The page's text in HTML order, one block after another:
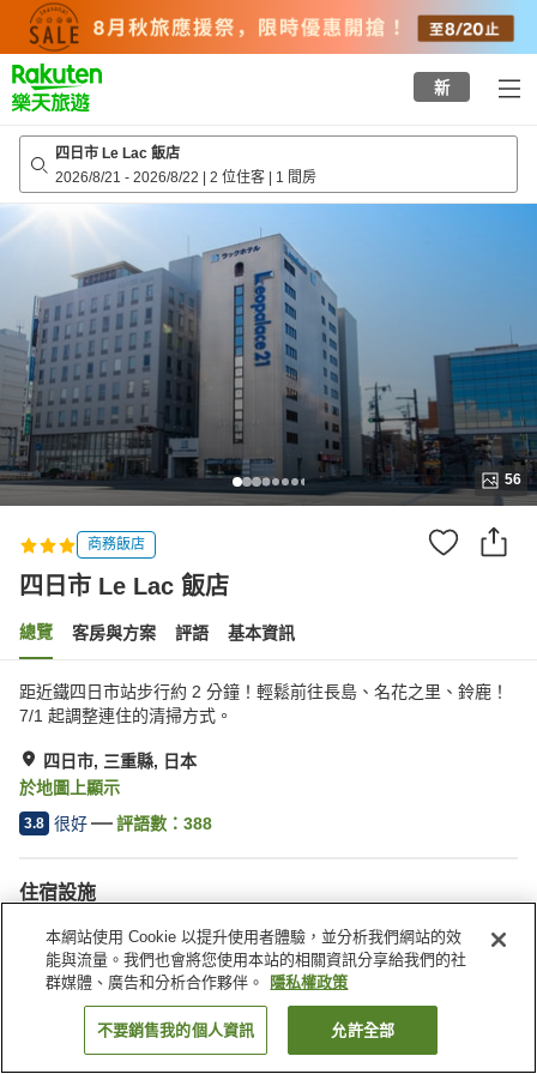
top
page
新
四日市 Le Lac 飯店
2026/8/21 - 2026/8/22 | 2 位住客 | 1 間房
56
商務飯店
四日市 Le Lac 飯店
總覽 客房與方案 評語 基本資訊
距近鐵四日市站步行約 2 分鐘！輕鬆前往長島、名花之里、鈴鹿！
7/1 起調整連住的清掃方式。
四日市, 三重縣, 日本
於地圖上顯示
3.8 很好 評語數： 388
住宿設施
停車場
自動販賣機
付費洗衣房
宅配服務
找客房
本網站使用 Cookie 以提升使用者體驗，並分析我們網站的效
能與流量。我們也會將您使用本站的相關資訊分享給我們的社
群媒體、廣告和分析合作夥伴。
隱私權政策
不要銷售我的個人資訊 允許全部